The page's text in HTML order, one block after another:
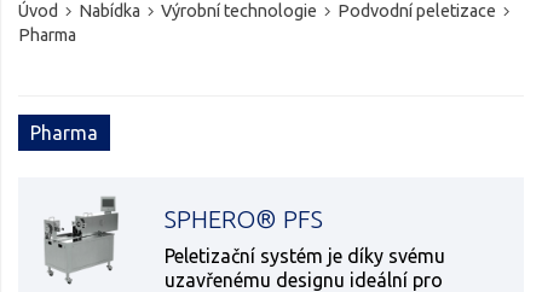
Úvod Nabídka Výrobní technologie
Podvodní peletizace
Pharma
Pharma
SPHERO® PFS
Peletizační systém je díky svému
uzavřenému designu ideální pro